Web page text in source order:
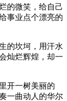
的微笑，给自己
事业点个漂亮的
的坎坷，用汗水
灿烂辉煌，却一
开一树美丽的
一曲动人的华尔